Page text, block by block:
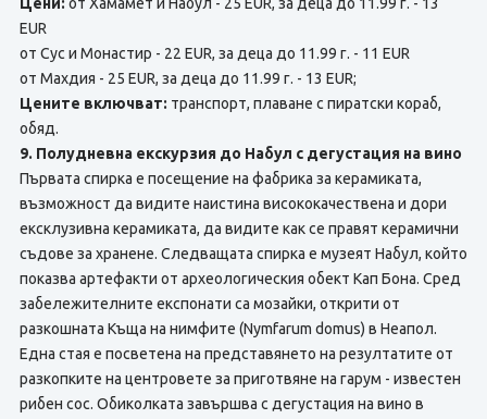
EUR
от Сус и Монастир - 22 EUR, за деца до 11.99 г. - 11 EUR
от Махдия - 25 EUR, за деца до 11.99 г. - 13 EUR;
Цените включват: транспорт, плаване с пиратски кораб,
обяд.
9. Полудневна екскурзия до Набул с дегустация на вино
Първата спирка е посещение на фабрика за керамиката,
възможност да видите наистина висококачествена и дори
ексклузивна керамиката, да видите как се правят керамични
съдове за хранене. Следващата спирка е музеят Набул, който
показва артефакти от археологическия обект Кап Бона. Сред
забележителните експонати са мозайки, открити от
разкошната Къща на нимфите (Nymfarum domus) в Неапол.
Една стая е посветена на представянето на резултатите от
разкопките на центровете за приготвяне на гарум - известен
рибен сос. Обиколката завършва с дегустация на вино в